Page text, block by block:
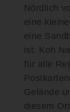
Nördlich
eine
eine
ist. Koh
für alle
Gelände
diesem